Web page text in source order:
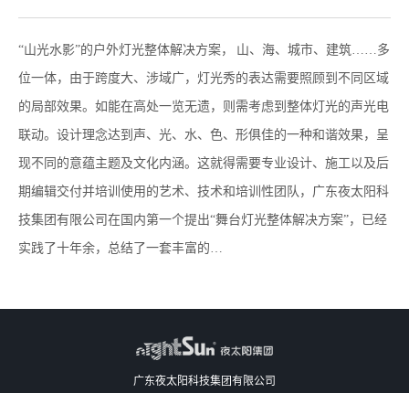
作者：
发布时间： 2020-04-10 17:31
访问量：
“山光水影”的户外灯光整体解决方案， 山、海、城市、建筑……多
位一体，由于跨度大、涉域广，灯光秀的表达需要照顾到不同区域
的局部效果。如能在高处一览无遗，则需考虑到整体灯光的声光电
联动。设计理念达到声、光、水、色、形俱佳的一种和谐效果，呈
现不同的意蕴主题及文化内涵。这就得需要专业设计、施工以及后
期编辑交付并培训使用的艺术、技术和培训性团队，广东夜太阳科
技集团有限公司在国内第一个提出“舞台灯光整体解决方案”，已经
实践了十年余，总结了一套丰富的…
广东夜太阳科技集团有限公司